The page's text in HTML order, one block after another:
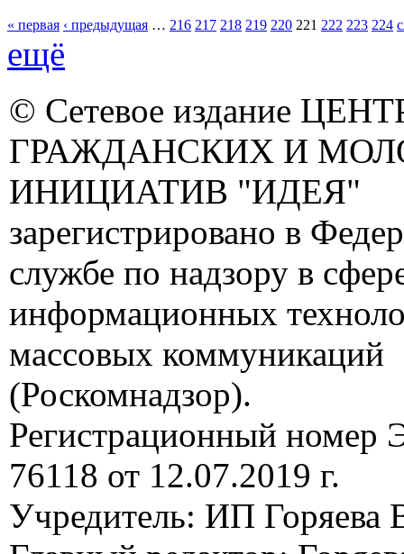
« первая ‹ предыдущая … 216 217 218 219 220 221 222 223 224
ещё
© Сетевое издание
ГРАЖДАНСКИХ И
ИНИЦИАТИВ "ИДЕЯ"
зарегистрировано в
службе по надзору в
информационных
массовых коммуникаций
(Роскомнадзор).
Регистрационный
76118 от 12.07.2019 г.
Учредитель: ИП Горяева